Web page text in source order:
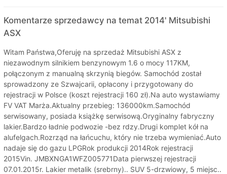
Komentarze sprzedawcy na temat 2014' Mitsubishi
ASX
Witam Państwa,Oferuję na sprzedaż Mitsubishi ASX z
niezawodnym silnikiem benzynowym 1.6 o mocy 117KM,
połączonym z manualną skrzynią biegów. Samochód został
sprowadzony ze Szwajcarii, opłacony i przygotowany do
rejestracji w Polsce (koszt rejestracji 160 zł).Na auto wystawiamy
FV VAT Marża.Aktualny przebieg: 136000km.Samochód
serwisowany, posiada książkę serwisową.Oryginalny fabryczny
lakier.Bardzo ładnie podwozie -bez rdzy.Drugi komplet kół na
alufelgach.Rozrząd na łańcuchu, który nie trzeba wymieniać.Auto
nadaje się do gazu LPGRok produkcji 2014Rok rejestracji
2015Vin. JMBXNGA1WFZ005771Data pierwszej rejestracji
07.01.2015r. Lakier metalik (srebrny).. SUV 5-drzwiowy, 5 miejsc..